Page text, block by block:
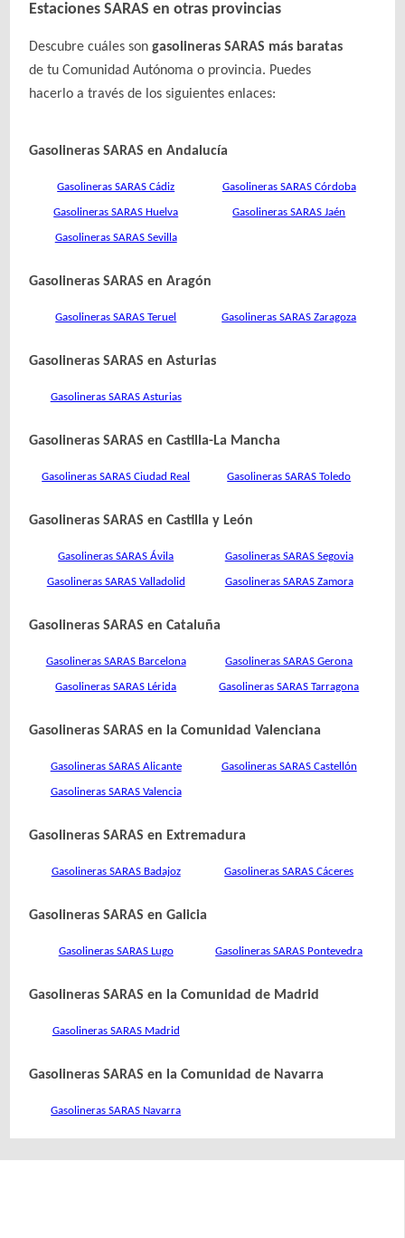
Estaciones SARAS en otras provincias
Descubre cuáles songasolineras SARAS más baratas
de tu Comunidad Autónoma o provincia. Puedes
hacerlo a través de los siguientes enlaces:
Gasolineras SARAS en Andalucía
Gasolineras SARAS Cádiz Gasolineras SARAS Córdoba
Gasolineras SARAS Huelva Gasolineras SARAS Jaén
Gasolineras SARAS Sevilla
Gasolineras SARAS en Aragón
Gasolineras SARAS Teruel Gasolineras SARAS Zaragoza
Gasolineras SARAS en Asturias
Gasolineras SARAS Asturias
Gasolineras SARAS en Castilla-La Mancha
Gasolineras SARAS Ciudad Real Gasolineras SARAS Toledo
Gasolineras SARAS en Castilla y León
Gasolineras SARAS Ávila Gasolineras SARAS Segovia
Gasolineras SARAS Valladolid Gasolineras SARAS Zamora
Gasolineras SARAS en Cataluña
Gasolineras SARAS Barcelona Gasolineras SARAS Gerona
Gasolineras SARAS Lérida Gasolineras SARAS Tarragona
Gasolineras SARAS en la Comunidad Valenciana
Gasolineras SARAS Alicante Gasolineras SARAS Castellón
Gasolineras SARAS Valencia
Gasolineras SARAS en Extremadura
Gasolineras SARAS Badajoz Gasolineras SARAS Cáceres
Gasolineras SARAS en Galicia
Gasolineras SARAS Lugo Gasolineras SARAS Pontevedra
Gasolineras SARAS en la Comunidad de Madrid
Gasolineras SARAS Madrid
Gasolineras SARAS en la Comunidad de Navarra
Gasolineras SARAS Navarra